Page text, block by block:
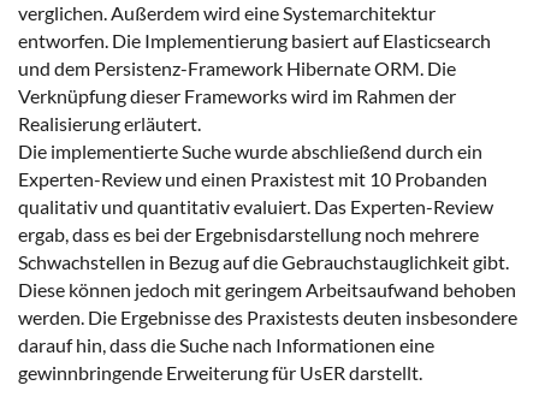
verglichen. Außerdem wird eine Systemarchitektur
entworfen. Die Implementierung basiert auf Elasticsearch
und dem Persistenz-Framework Hibernate ORM. Die
Verknüpfung dieser Frameworks wird im Rahmen der
Realisierung erläutert.
Die implementierte Suche wurde abschließend durch ein
Experten-Review und einen Praxistest mit 10 Probanden
qualitativ und quantitativ evaluiert. Das Experten-Review
ergab, dass es bei der Ergebnisdarstellung noch mehrere
Schwachstellen in Bezug auf die Gebrauchstauglichkeit gibt.
Diese können jedoch mit geringem Arbeitsaufwand behoben
werden. Die Ergebnisse des Praxistests deuten insbesondere
darauf hin, dass die Suche nach Informationen eine
gewinnbringende Erweiterung für UsER darstellt.